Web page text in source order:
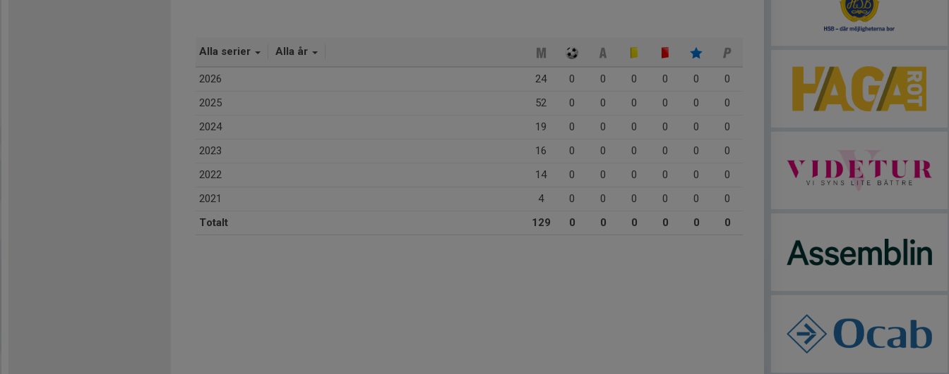
Alla serier Alla år
2026 24 0 0 0 0 0
0
2025
52 0 0 0 0 0
0
2024
19 0 0 0 0 0
0
2023
16 0 0 0 0 0
0
2022
14 0 0 0 0 0
0
2021
4 0 0 0 0 0
0
Totalt
129 0 0 0 0 0 0